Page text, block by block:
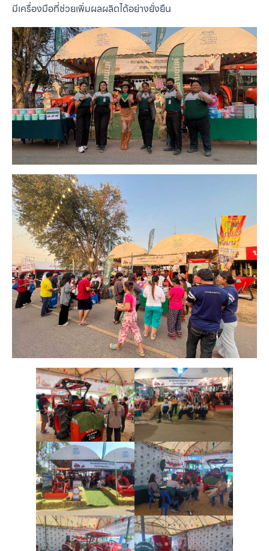
มีเครื่องมือที่ช่วยเพิ่มผลผลิตได้อย่างยั่งยืน